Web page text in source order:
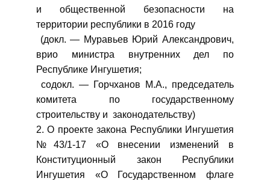
и общественной безопасности на
территории республики в 2016 году
(докл. — Муравьев Юрий Александрович,
врио министра внутренних дел по
Республике Ингушетия;
содокл. — Горчханов М.А., председатель
комитета по государственному
строительству и законодательству)
2. О проекте закона Республики Ингушетия
№43/1-17 «О внесении изменений в
Конституционный закон Республики
Ингушетия «О Государственном флаге